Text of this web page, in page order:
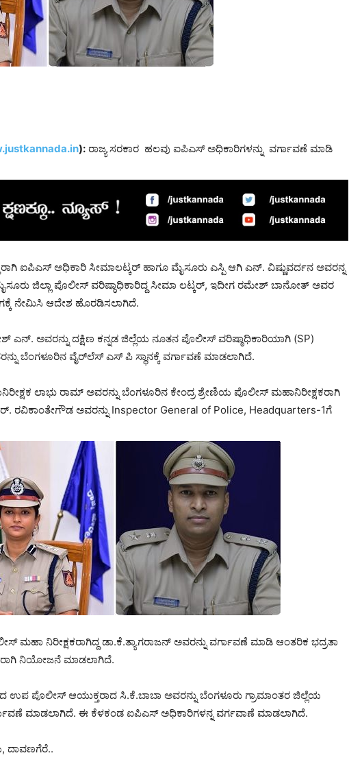
): ರಾಜ್ಯ ಸರಕಾರ ಹಲವು ಐಪಿಎಸ್ ಅಧಿಕಾರಿಗಳನ್ನು ವರ್ಗಾವಣೆ ಮಾಡಿ
ಐಪಿಎಸ್ ಅಧಿಕಾರಿ ಸೀಮಾಲಟ್ಕರ್ ಹಾಗೂ ಮೈಸೂರು ಎಸ್ಪಿ ಆಗಿ ಎನ್. ವಿಷ್ಣುವರ್ದನ ಅವರನ್ನ
ಜಿಲ್ಲಾ ಪೊಲೀಸ್ ವರಿಷ್ಠಾಧಿಕಾರಿದ್ದ ಸೀಮಾ ಲಟ್ಕರ್, ಇದೀಗ ರಮೇಶ್ ಬಾನೋತ್ ಅವರ
ನೇಮಿಸಿ ಆದೇಶ ಹೊರಡಿಸಲಾಗಿದೆ.
ಎನ್. ಅವರನ್ನು ದಕ್ಷಿಣ ಕನ್ನಡ ಜಿಲ್ಲೆಯ ನೂತನ ಪೊಲೀಸ್ ವರಿಷ್ಠಾಧಿಕಾರಿಯಾಗಿ (SP)
ಬೆಂಗಳೂರಿನ ವೈರ್‌ಲೆಸ್ ಎಸ್ ಪಿ ಸ್ಥಾನಕ್ಕೆ ವರ್ಗಾವಣೆ ಮಾಡಲಾಗಿದೆ.
ಲಾಭು ರಾಮ್ ಅವರನ್ನು ಬೆಂಗಳೂರಿನ ಕೇಂದ್ರ ಶ್ರೇಣಿಯ ಪೊಲೀಸ್ ಮಹಾನಿರೀಕ್ಷಕರಾಗಿ
ರವಿಕಾಂತೇಗೌಡ ಅವರನ್ನು Inspector General of Police, Headquarters-1ಗೆ
ನಿರೀಕ್ಷಕರಾಗಿದ್ದ ಡಾ.ಕೆ.ತ್ಯಾಗರಾಜನ್ ಅವರನ್ನು ವರ್ಗಾವಣೆ ಮಾಡಿ ಆಂತರಿಕ ಭದ್ರತಾ
ನಿಯೋಜನೆ ಮಾಡಲಾಗಿದೆ.
ಉಪ ಪೊಲೀಸ್ ಆಯುಕ್ತರಾದ ಸಿ.ಕೆ.ಬಾಬಾ ಅವರನ್ನು ಬೆಂಗಳೂರು ಗ್ರಾಮಾಂತರ ಜಿಲ್ಲೆಯ
ಮಾಡಲಾಗಿದೆ. ಈ ಕೆಳಕಂಡ ಐಪಿಎಸ್ ಅಧಿಕಾರಿಗಳನ್ನ ವರ್ಗವಾಣೆ ಮಾಡಲಾಗಿದೆ.